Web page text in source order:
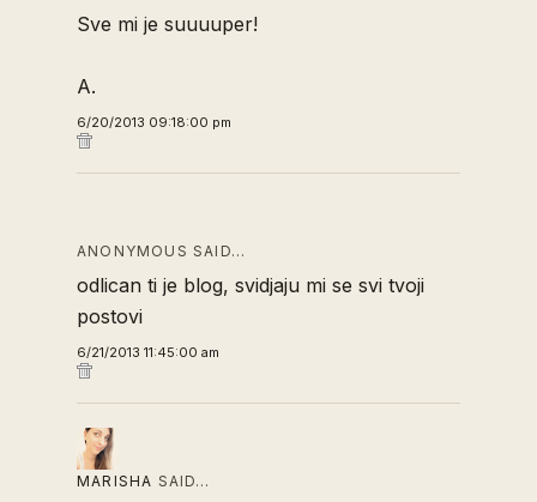
Sve mi je suuuuper!
A.
6/20/2013 09:18:00 pm
ANONYMOUS SAID…
odlican ti je blog, svidjaju mi se svi tvoji
postovi
6/21/2013 11:45:00 am
MARISHA SAID…